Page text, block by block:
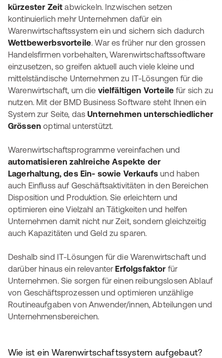
kürzester Zeitabwickeln. Inzwischen setzen
kontinuierlich mehr Unternehmen dafür ein
Warenwirtschaftssystem ein und sichern sich dadurch
Wettbewerbsvorteile. War es früher nur den grossen
Handelsfirmen vorbehalten, Warenwirtschaftssoftware
einzusetzen, so greifen aktuell auch viele kleine und
mittelständische Unternehmen zu IT-Lösungen für die
Warenwirtschaft, um die vielfältigen Vorteile für sich zu
nutzen. Mit der BMD Business Software steht Ihnen ein
System zur Seite, das Unternehmen unterschiedlicher
Grössen optimal unterstützt.
Warenwirtschaftsprogramme vereinfachen und
automatisieren zahlreiche Aspekte der
Lagerhaltung, des Ein- sowie Verkaufs und haben
auch Einfluss auf Geschäftsaktivitäten in den Bereichen
Disposition und Produktion. Sie erleichtern und
optimieren eine Vielzahl an Tätigkeiten und helfen
Unternehmen damit nicht nur Zeit, sondern gleichzeitig
auch Kapazitäten und Geld zu sparen.
Deshalb sind IT-Lösungen für die Warenwirtschaft und
darüber hinaus ein relevanter Erfolgsfaktor für
Unternehmen. Sie sorgen für einen reibungslosen Ablauf
von Geschäftsprozessen und optimieren unzählige
Routineaufgaben von Anwender/innen, Abteilungen und
Unternehmensbereichen.
Wie ist ein Warenwirtschaftssystem aufgebaut?